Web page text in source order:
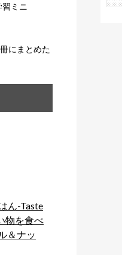
ミニ
にまとめた
ん-Taste
を食べ
＆ナッ